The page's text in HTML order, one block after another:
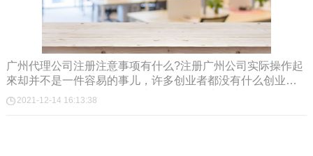
广州代理公司注册注意事项有什么?注册广州公司实际操作起
來却并不是一件容易的事儿，许多创业者都没有什么创业经
历，因此挑选广州公司代理注册公司针对大伙儿而...
2021-12-14 16:13:38